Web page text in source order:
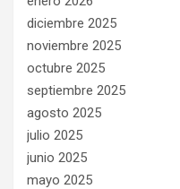
diciembre 2025
noviembre 2025
octubre 2025
septiembre 2025
agosto 2025
julio 2025
junio 2025
mayo 2025